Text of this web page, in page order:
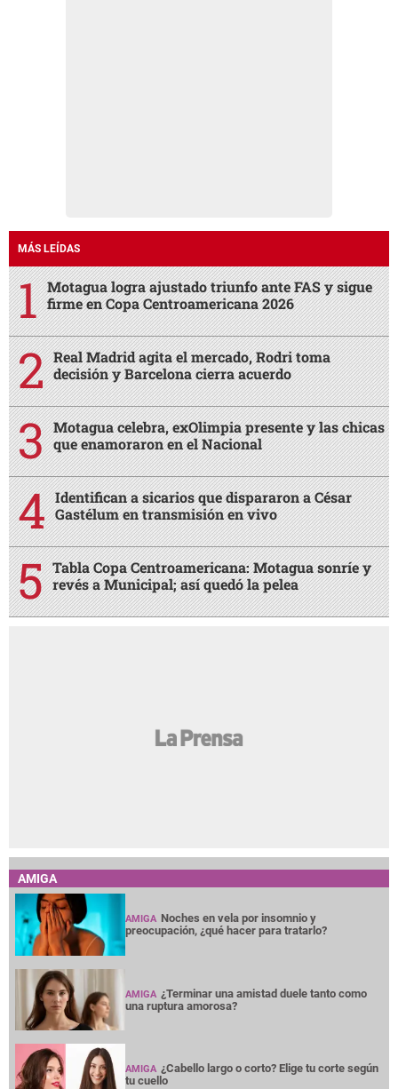
MÁS LEÍDAS
Motagua logra ajustado triunfo ante FAS y sigue
firme en Copa Centroamericana 2026
Real Madrid agita el mercado, Rodri toma
decisión y Barcelona cierra acuerdo
Motagua celebra, exOlimpia presente y las chicas
que enamoraron en el Nacional
Identifican a sicarios que dispararon a César
Gastélum en transmisión en vivo
Tabla Copa Centroamericana: Motagua sonríe y
revés a Municipal; así quedó la pelea
AMIGA
AMIGA Noches en vela por insomnio y
preocupación, ¿qué hacer para tratarlo?
AMIGA ¿Terminar una amistad duele tanto como
una ruptura amorosa?
AMIGA ¿Cabello largo o corto? Elige tu corte según
tu cuello